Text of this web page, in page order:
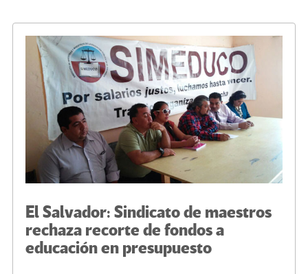
o
k
m n
ar
tir
El Salvador: Sindicato de maestros
rechaza recorte de fondos a
educación en presupuesto